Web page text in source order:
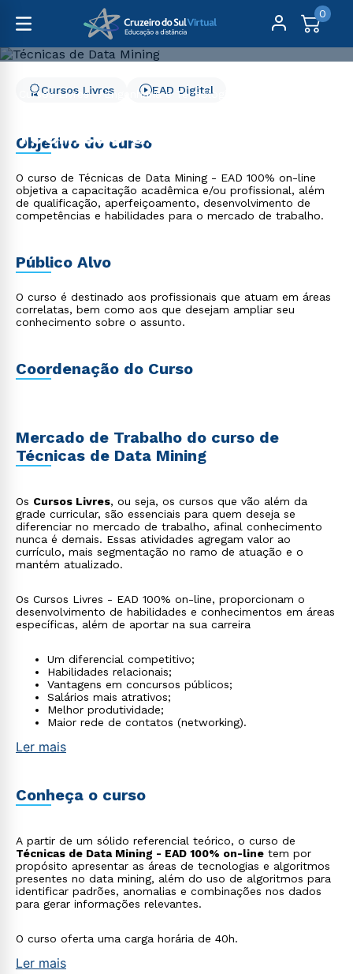
0
Cursos Livres
Engenharia e Tecnologia
Técnicas de Data Mining
Cursos Livres EAD Digital
Objetivo do curso
O curso de Técnicas de Data Mining - EAD 100% on-line
objetiva a capacitação acadêmica e/ou profissional, além
de qualificação, aperfeiçoamento, desenvolvimento de
competências e habilidades para o mercado de trabalho.
Público Alvo
O curso é destinado aos profissionais que atuam em áreas
correlatas, bem como aos que desejam ampliar seu
conhecimento sobre o assunto.
Coordenação do Curso
Mercado de Trabalho do curso de
Técnicas de Data Mining
Os Cursos Livres, ou seja, os cursos que vão além da
grade curricular, são essenciais para quem deseja se
diferenciar no mercado de trabalho, afinal conhecimento
nunca é demais. Essas atividades agregam valor ao
currículo, mais segmentação no ramo de atuação e o
mantém atualizado.
Os Cursos Livres - EAD 100% on-line, proporcionam o
desenvolvimento de habilidades e conhecimentos em áreas
específicas, além de aportar na sua carreira
Um diferencial competitivo;
Habilidades relacionais;
Vantagens em concursos públicos;
Salários mais atrativos;
Melhor produtividade;
Maior rede de contatos (networking).
Ler mais
Conheça o curso
A partir de um sólido referencial teórico, o curso de
Técnicas de Data Mining - EAD 100% on-line tem por
propósito apresentar as áreas de tecnologias e algoritmos
presentes no data mining, além do uso de algoritmos para
identificar padrões, anomalias e combinações nos dados
para gerar informações relevantes.
O curso oferta uma carga horária de 40h.
Ler mais